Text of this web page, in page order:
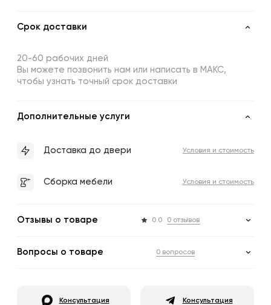
Срок доставки
20-60 рабочих дней
Вы можете позвонить нам или написать в МАКС,
чтобы узнать точный срок доставки
Дополнительные услуги
Доставка до двери Условия и стоимость
Сборка мебели Условия и стоимость
Отзывы о товаре 0.0 0 отзывов
Вопросы о товаре 0 вопросов
Консультация Консультация